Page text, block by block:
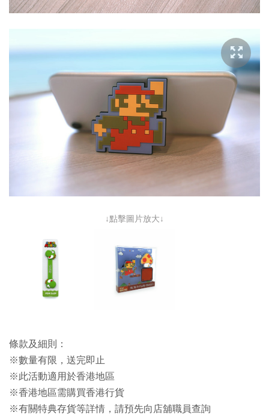
↓點擊圖片放大↓
條款及細則：
※數量有限，送完即止
※此活動適用於香港地區
※香港地區需購買香港行貨
※有關特典存貨等詳情，請預先向店舖職員查詢